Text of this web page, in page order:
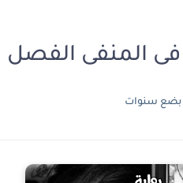
الفصل الخامس
بضع سنوات